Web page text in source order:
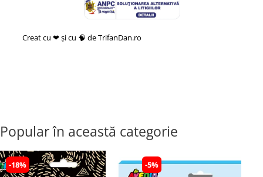
Creat cu ❤ și cu 🧠 de TrifanDan.ro
Popular în această categorie
-18% -5%